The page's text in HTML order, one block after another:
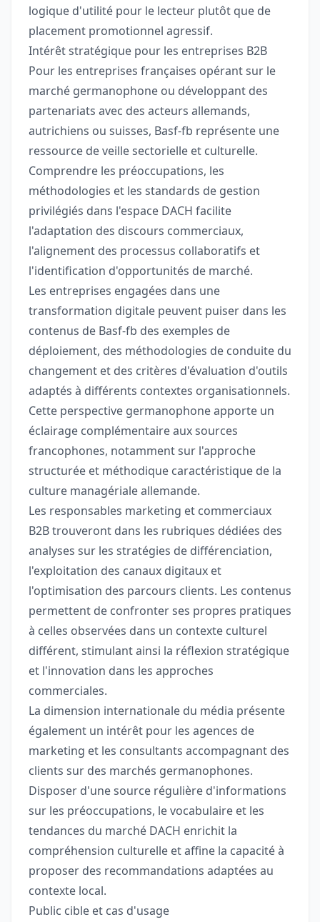
logique d'utilité pour le lecteur plutôt que de
placement promotionnel agressif.
Intérêt stratégique pour les entreprises B2B
Pour les entreprises françaises opérant sur le
marché germanophone ou développant des
partenariats avec des acteurs allemands,
autrichiens ou suisses, Basf-fb représente une
ressource de veille sectorielle et culturelle.
Comprendre les préoccupations, les
méthodologies et les standards de gestion
privilégiés dans l'espace DACH facilite
l'adaptation des discours commerciaux,
l'alignement des processus collaboratifs et
l'identification d'opportunités de marché.
Les entreprises engagées dans une
transformation digitale peuvent puiser dans les
contenus de Basf-fb des exemples de
déploiement, des méthodologies de conduite du
changement et des critères d'évaluation d'outils
adaptés à différents contextes organisationnels.
Cette perspective germanophone apporte un
éclairage complémentaire aux sources
francophones, notamment sur l'approche
structurée et méthodique caractéristique de la
culture managériale allemande.
Les responsables marketing et commerciaux
B2B trouveront dans les rubriques dédiées des
analyses sur les stratégies de différenciation,
l'exploitation des canaux digitaux et
l'optimisation des parcours clients. Les contenus
permettent de confronter ses propres pratiques
à celles observées dans un contexte culturel
différent, stimulant ainsi la réflexion stratégique
et l'innovation dans les approches
commerciales.
La dimension internationale du média présente
également un intérêt pour les agences de
marketing et les consultants accompagnant des
clients sur des marchés germanophones.
Disposer d'une source régulière d'informations
sur les préoccupations, le vocabulaire et les
tendances du marché DACH enrichit la
compréhension culturelle et affine la capacité à
proposer des recommandations adaptées au
contexte local.
Public cible et cas d'usage